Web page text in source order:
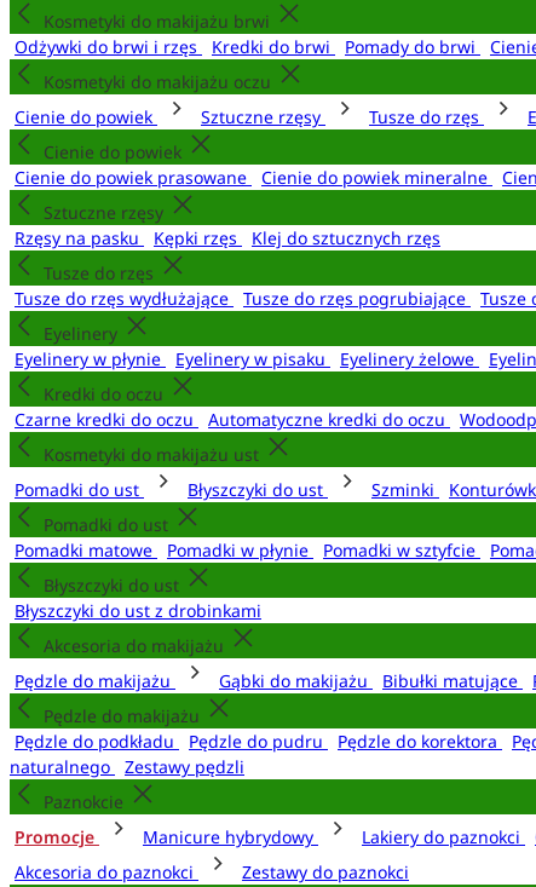
Kosmetyki do makijażu brwi
Odżywki do brwi i rzęs
Kredki do brwi Pomady do brwi
Kosmetyki do makijażu oczu
Cienie do powiek
Sztuczne rzęsy Tusze do rzęs
Cienie do powiek
Cienie do powiek prasowane
Cienie do powiek mineralne
Sztuczne rzęsy
Rzęsy na pasku
Kępki rzęs
Klej do sztucznych rzęs
Tusze do rzęs
Tusze do rzęs wydłużające
Tusze do rzęs pogrubiające Tusze
Eyelinery
Eyelinery w płynie
Eyelinery w pisaku Eyelinery żelowe
Kredki do oczu
Czarne kredki do oczu
Automatyczne kredki do oczu
Kosmetyki do makijażu ust
Pomadki do ust
Błyszczyki do ust Szminki
Pomadki do ust
Pomadki matowe
Pomadki w płynie Pomadki w sztyfcie
Błyszczyki do ust
Błyszczyki do ust z drobinkami
Akcesoria do makijażu
Pędzle do makijażu
Gąbki do makijażu Bibułki matujące
Pędzle do makijażu
Pędzle do podkładu
Pędzle do pudru Pędzle do korektora
naturalnego
Zestawy pędzli
Paznokcie
Promocje
Manicure hybrydowy Lakiery do paznokci
Akcesoria do paznokci
Zestawy do paznokci